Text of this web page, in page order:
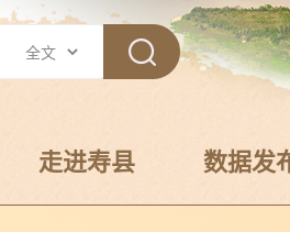
走进寿县 数据发